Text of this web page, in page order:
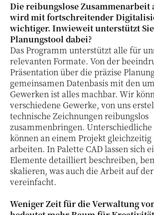
Die reibungslose Zusammenarbeit
wird mit fortschreitender
wichtiger. Inwieweit unterstützt
Planungstool dabei?
Das Programm unterstützt alle für
relevanten Formate. Von der
Präsentation über die präzise
gemeinsamen Datenbasis mit den
Gewerken ist alles machbar. Wir
verschiedene Gewerke, von uns
technische Zeichnungen reibungslos
zusammenbringen.
können an einem Projekt
arbeiten. In Palette CAD lassen sich
Elemente detailliert beschreiben,
skalieren, was auch die Arbeit auf
vereinfacht.
Weniger Zeit für die Verwaltung